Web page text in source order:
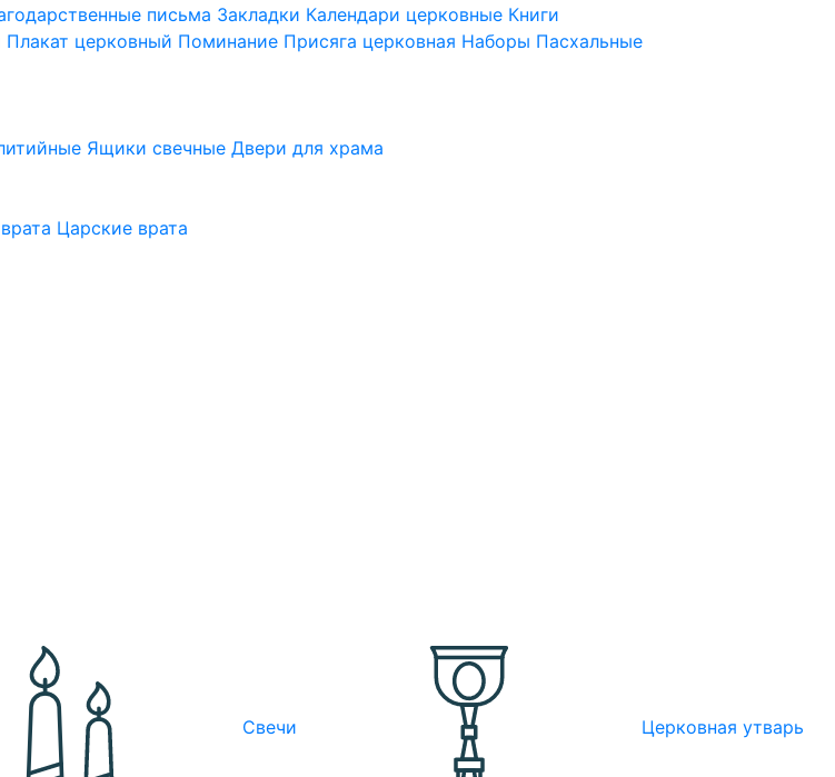
письма Закладки Календари церковные Книги
Плакат церковный Поминание Присяга церковная Наборы Пасхальные
Ящики свечныеДвери для храма
Царские врата
Свечи Церковная утварь